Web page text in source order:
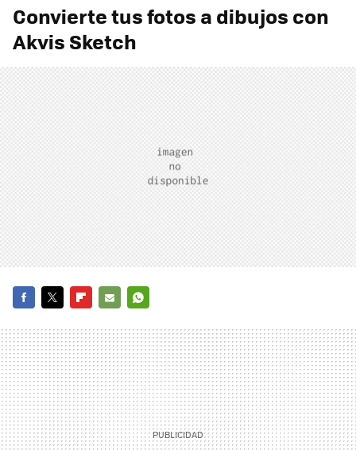
Convierte tus fotos a dibujos con
Akvis Sketch
MAIL